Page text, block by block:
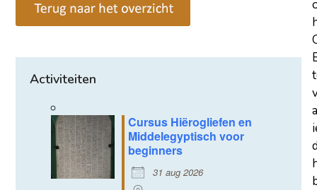
Activiteiten
Cursus Hiërogliefen en
Middelegyptisch voor
beginners
31 aug 2026